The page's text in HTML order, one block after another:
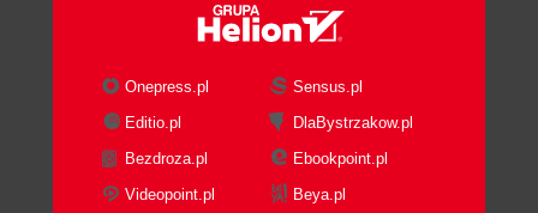
Onepress.pl
Sensus.pl
Editio.pl
DlaBystrzakow.pl
Bezdroza.pl
Ebookpoint.pl
Videopoint.pl
Beya.pl